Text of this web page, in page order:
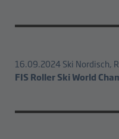
16.09.2024Ski Nordisch,
FIS Roller Ski World